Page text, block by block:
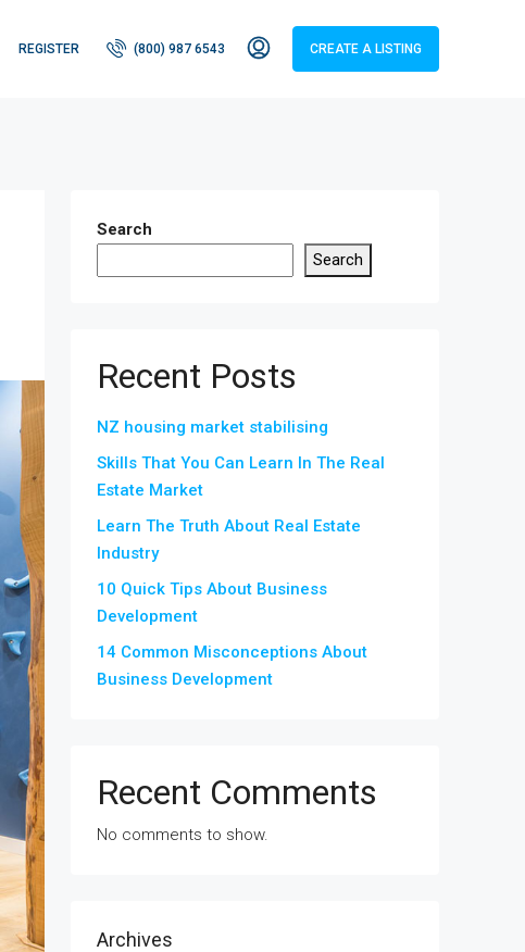
REGISTER (800) 987 6543 CREATE A LISTING
Search
Search
Recent Posts
NZ housing market stabilising
Skills That You Can Learn In The Real
Estate Market
Learn The Truth About Real Estate
Industry
10 Quick Tips About Business
Development
14 Common Misconceptions About
Business Development
Recent Comments
No comments to show.
Archives